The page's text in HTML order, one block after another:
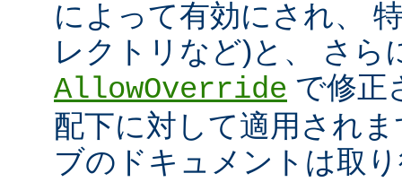
によって有効にされ、
レクトリなど)と、 さら
AllowOverride で修正
配下に対して適用され
ブのドキュメントは取